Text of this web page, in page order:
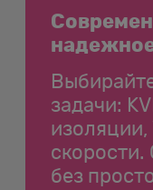
задачи:
без